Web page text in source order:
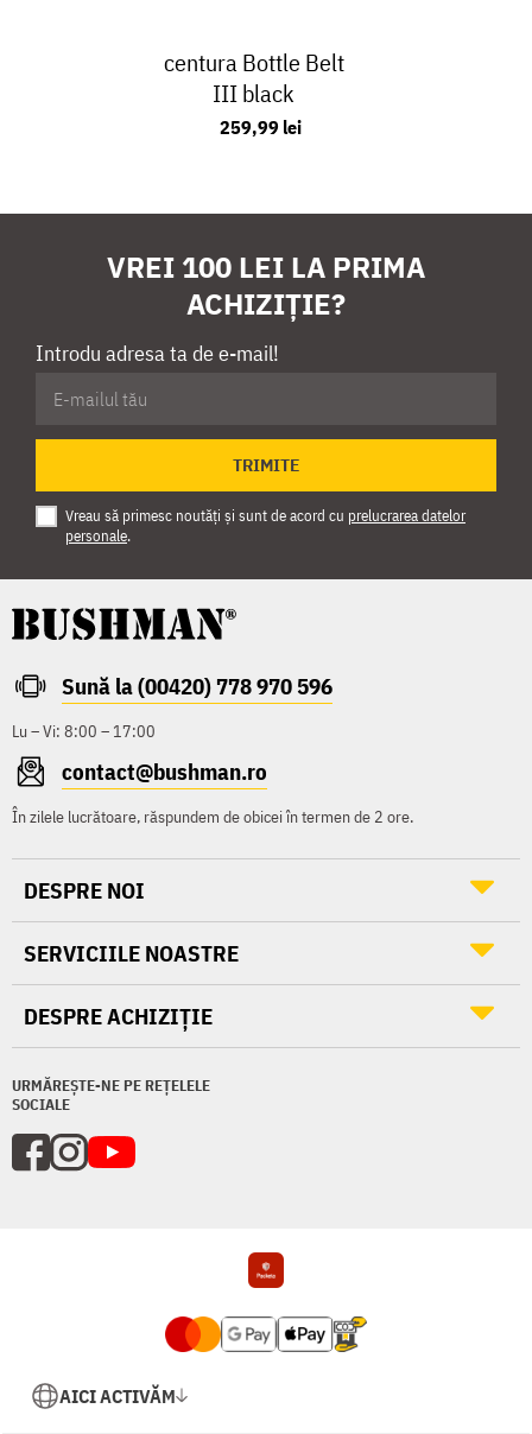
centura Bottle Belt
III black
259,99 lei
VREI 100 LEI LA PRIMA
ACHIZIȚIE?
Introdu adresa ta de e-mail!
TRIMITE
Vreau să primesc noutăți și sunt de acord cu prelucrarea datelor
personale.
Sună la (00420) 778 970 596
Lu – Vi: 8:00 – 17:00
contact@bushman.ro
În zilele lucrătoare, răspundem de obicei în termen de 2 ore.
URMĂREȘTE-NE PE REȚELELE
SOCIALE
DESPRE NOI
SERVICIILE NOASTRE
DESPRE ACHIZIȚIE
AICI ACTIVĂM